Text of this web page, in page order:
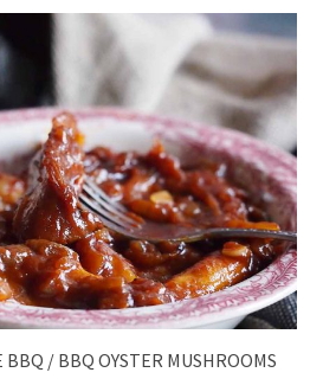
/ BBQ OYSTER MUSHROOMS